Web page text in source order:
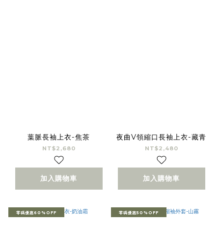
葉脈長袖上衣-焦茶
NT$2,680
加入購物車
夜曲V領縮口長袖上衣-藏青
NT$2,480
加入購物車
零碼優惠60%OFF 零碼優惠50%OFF